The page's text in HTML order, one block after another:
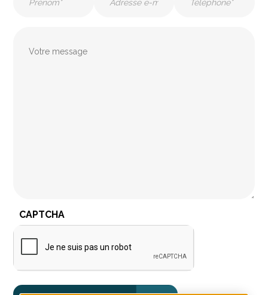
(Nécessaire)
mail
(Nécessaire)
CAPTCHA